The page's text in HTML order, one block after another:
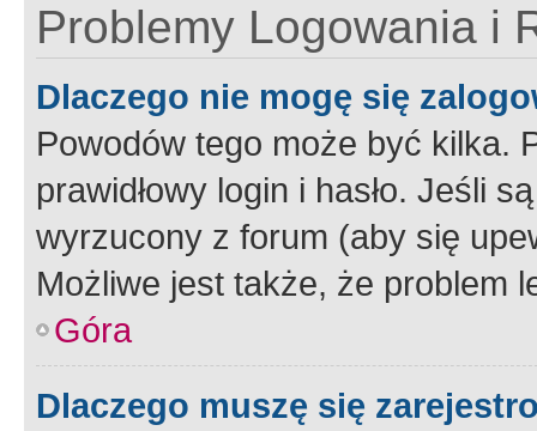
Problemy Logowania i
Dlaczego nie mogę się
Powodów tego może być kilka.
prawidłowy login i hasło. Jeśli
wyrzucony z forum (aby się
Możliwe jest także, że problem
Góra
Dlaczego muszę się